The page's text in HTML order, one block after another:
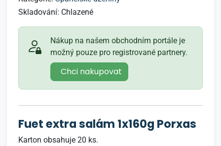
Skladování: Chlazené
Nákup na našem obchodním portále je
možný pouze pro registrované partnery.
Chci nakupovat
Fuet extra salám 1x160g Porxas
Karton obsahuje 20 ks.